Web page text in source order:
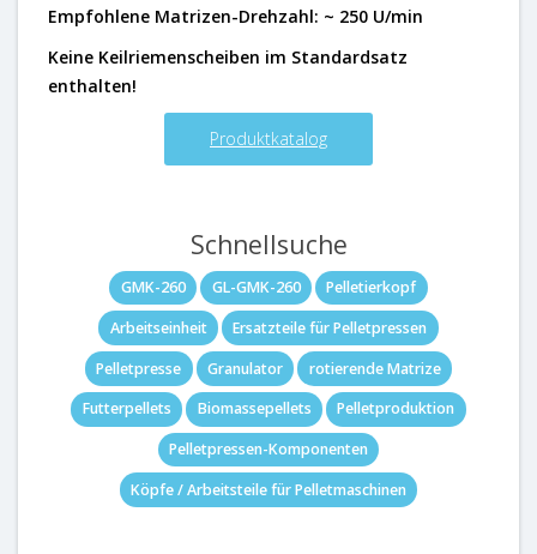
Empfohlene Matrizen-Drehzahl: ~ 250 U/min
Keine Keilriemenscheiben im Standardsatz
enthalten!
Produktkatalog
Schnellsuche
GMK-260 GL-GMK-260
Pelletierkopf
Arbeitseinheit
Ersatzteile für Pelletpressen
Pelletpresse
Granulator
rotierende Matrize
Futterpellets
Biomassepellets
Pelletproduktion
Pelletpressen-Komponenten
Köpfe / Arbeitsteile für Pelletmaschinen